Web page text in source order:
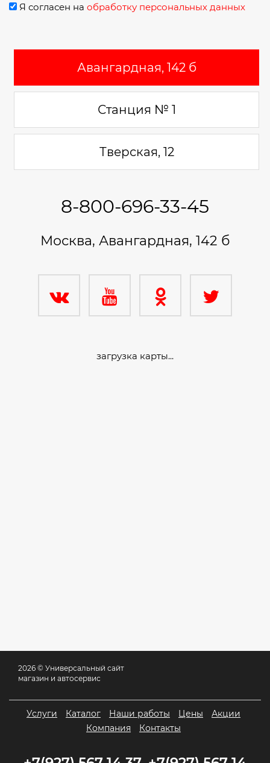
Я согласен на обработку персональных данных
Авангардная, 142 б
Станция № 1
Тверская, 12
8-800-696-33-45
Москва, Авангардная, 142 б
загрузка карты...
2026 © Универсальный сайт
магазин и автосервис
Услуги Каталог Наши работы Цены
Акции
Компания
Контакты